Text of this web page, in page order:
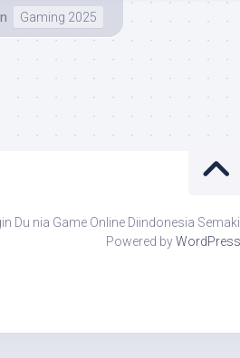
Gaming 2025
Du nia Game Online Diindonesia
Powered byWordPress